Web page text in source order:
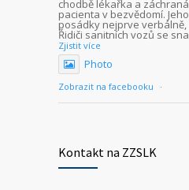
chodbě lékařka a
pacienta v bezvědomí.
posádky nejprve verbálně,
Řidiči sanitních vozů se
Zjistit více
Photo
Zobrazit na facebooku ·
Kontakt na ZZSLK